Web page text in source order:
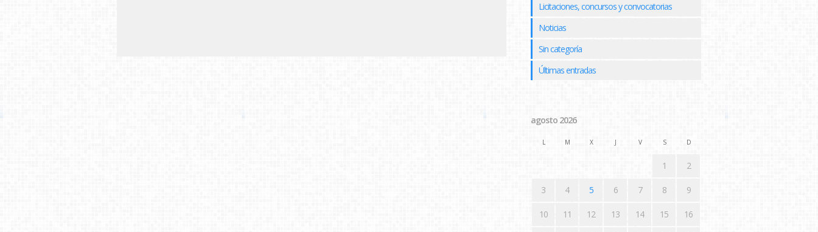
Licitaciones, concursos y convocatorias
Noticias
Sin categoría
Últimas entradas
agosto 2026
L M X J V S D
1 2
3 4 5 6 7 8 9
10 11 12 13 14 15 16